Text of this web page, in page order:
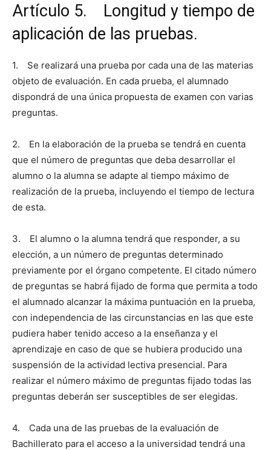
Artículo 5. Longitud y tiempo de
aplicación de las pruebas.
1. Se realizará una prueba por cada una de las materias
objeto de evaluación. En cada prueba, el alumnado
dispondrá de una única propuesta de examen con varias
preguntas.
2. En la elaboración de la prueba se tendrá en cuenta
que el número de preguntas que deba desarrollar el
alumno o la alumna se adapte al tiempo máximo de
realización de la prueba, incluyendo el tiempo de lectura
de esta.
3. El alumno o la alumna tendrá que responder, a su
elección, a un número de preguntas determinado
previamente por el órgano competente. El citado número
de preguntas se habrá fijado de forma que permita a todo
el alumnado alcanzar la máxima puntuación en la prueba,
con independencia de las circunstancias en las que este
pudiera haber tenido acceso a la enseñanza y el
aprendizaje en caso de que se hubiera producido una
suspensión de la actividad lectiva presencial. Para
realizar el número máximo de preguntas fijado todas las
preguntas deberán ser susceptibles de ser elegidas.
4. Cada una de las pruebas de la evaluación de
Bachillerato para el acceso a la universidad tendrá una